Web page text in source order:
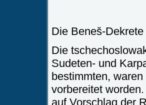
Die Beneš-Dekrete
Die
Sudeten- und
bestimmten,
vorbereitet
auf Vorschlag der